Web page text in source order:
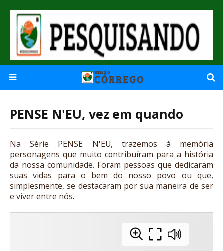
PENSE N'EU, vez em quando
Na Série PENSE N'EU, trazemos à memória
personagens que muito contribuíram para a história
da nossa comunidade. Foram pessoas que dedicaram
suas vidas para o bem do nosso povo ou que,
simplesmente, se destacaram por sua maneira de ser
e viver entre nós.